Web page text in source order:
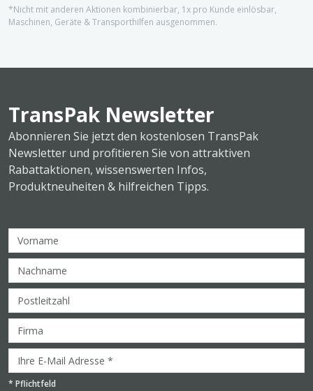
*Nicht mit anderen Aktionen kombinierbar, 1x pro Kunde einlösbar,
Maschinen, Geräte & Transporthilfen ausgenommen.
TransPak Newsletter
Abonnieren Sie jetzt den kostenlosen TransPak
Newsletter und profitieren Sie von attraktiven
Rabattaktionen, wissenswerten Infos,
Produktneuheiten & hilfreichen Tipps.
* Pflichtfeld